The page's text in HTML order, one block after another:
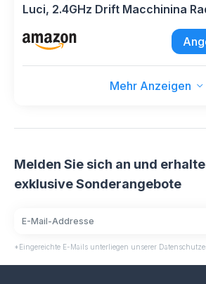
Luci, 2.4GHz Drift Macchinina
Giocattolo Gioco Bambino 3-12
Giochi Regalo Bambini 3 4 5 6 7
Mehr Anzeigen
Melden Sie sich an und
exklusive Sonderangebote
*Eingereichte E-Mails unterliegen unserer